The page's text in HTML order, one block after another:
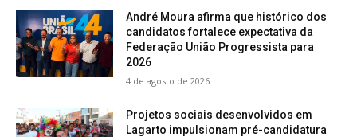
André Moura afirma que histórico dos
candidatos fortalece expectativa da
Federação União Progressista para
2026
4 de agosto de 2026
Projetos sociais desenvolvidos em
Lagarto impulsionam pré-candidatura